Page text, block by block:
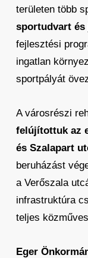
területen több
sportudvart
fejlesztési
ingatlan
sportpályát
A városrészi
felújítottuk az
és Szalapart
beruházást
a Verőszala
infrastruktúra
teljes
Eger